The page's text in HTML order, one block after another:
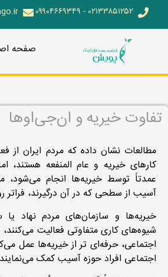
۰۲۱۳۳۸۵۱۲۵۲ - ۰۹۹۰۴۶۶۹۳۴۹
صفحه
تفاوت خیریه و ان‌جی‌او‌ها
مطالعات نشان داده که مردم ایران از
کارهای خیریه و عام المنفعه هستند،
عمدتاً توسط خیریه­‌ها انجام می‌شود،
آسیب از سطحی که در آن درگیرند، فراتر
خیریه‌ها و سازمان­‌های مردم نهاد
اجتماعی، حرفه‌ای تر از خیریه‌ها عمل
اجتماعی افراد حوزه آسیب کمک